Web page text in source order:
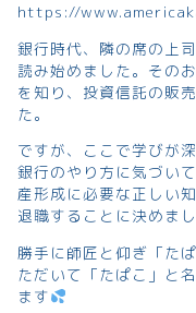
https://
銀行時代、隣の席の上
読み始めました。その
を知り、投資信託の販
た。
ですが、ここで学びが
銀行のやり方に気づい
産形成に必要な正しい
退職することに決めまし
勝手に師匠と仰ぎ「た
ただいて「たぱこ」と
ます